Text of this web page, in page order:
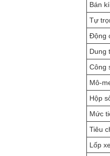
Bán
Tự
Động
Dung
Công
Mô-
Hộp
Mức
Tiêu
Lốp